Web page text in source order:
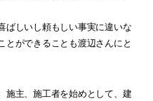
ばしいし頼もしい事実に違いな
とができることも渡辺さんにと
施主、施工者を始めとして、建